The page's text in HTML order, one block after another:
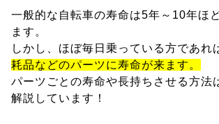
一般的な自転車の寿命は5年～10年ほ
ます。
しかし、ほぼ毎日乗っている方であれ
耗品などのパーツに寿命が来ます。
パーツごとの寿命や長持ちさせる方法
解説しています！